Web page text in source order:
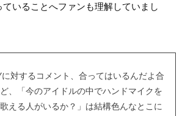
いることへファンも理解していまし
対するコメント、合ってはいるんだよ合
、「今のアイドルの中でハンドマイクを
える人がいるか？」は結構色んなとこに